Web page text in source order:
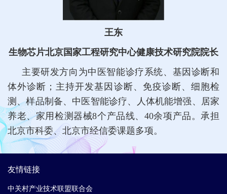
王东
生物芯片北京国家工程研究中心健康技术研究院院长
主要研发方向为中医智能诊疗系统、基因诊断和
体外诊断；主持开发基因诊断、免疫诊断、细胞检
测、样品制备、中医智能诊疗、人体机能增强、居家
养老、家用检测器械8个产品线、40余项产品。承担
北京市科委、北京市经信委课题多项。
友情链接
中关村产业技术联盟联合会